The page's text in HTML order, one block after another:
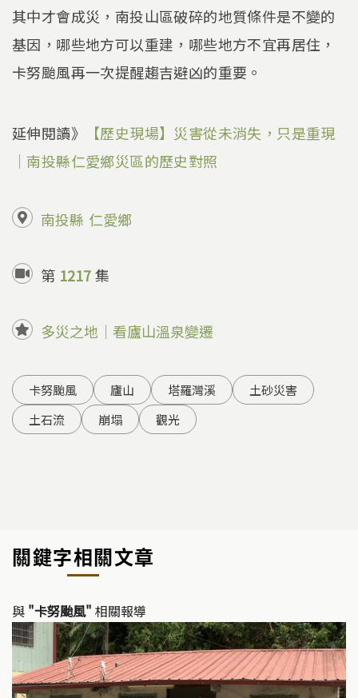
其中才會成災，南投山區破碎的地質條件是不變的
基因，哪些地方可以重建，哪些地方不宜再居住，
卡努颱風再一次提醒趨吉避凶的重要。
延伸閱讀》
【歷史現場】災害從未消失，只是重現
｜南投縣仁愛鄉災區的歷史對照
南投縣 仁愛鄉
第 1217集
多災之地｜看廬山溫泉變遷
卡努颱風 廬山 塔羅灣溪
土砂災害
土石流
崩塌 觀光
關鍵字相關文章
與 "卡努颱風" 相關報導